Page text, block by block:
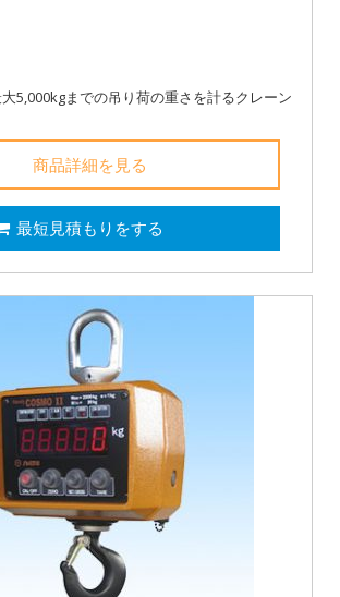
5,000kgまでの吊り荷の重さを計るクレーン
商品詳細を見る
最短見積もりをする